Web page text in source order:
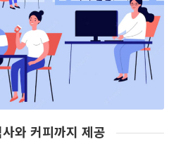
와 커피까지 제공